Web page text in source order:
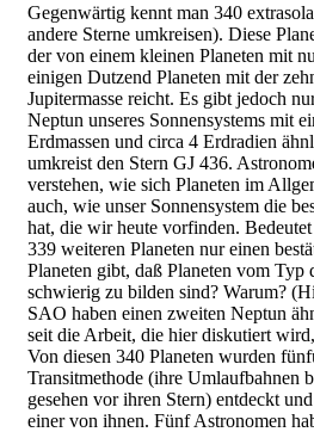
Gegenwärtig kennt man 340
andere Sterne umkreisen). Diese
der von einem kleinen Planeten mit
einigen Dutzend Planeten mit der
Jupitermasse reicht. Es gibt jedoch
Neptun unseres Sonnensystems mit
Erdmassen und circa 4 Erdradien
umkreist den Stern GJ 436.
verstehen, wie sich Planeten im
auch, wie unser Sonnensystem die
hat, die wir heute vorfinden. Bedeutet
339 weiteren Planeten nur einen
Planeten gibt, daß Planeten vom Typ
schwierig zu bilden sind? Warum?
SAO haben einen zweiten Neptun
seit die Arbeit, die hier diskutiert
Von diesen 340 Planeten wurden
Transitmethode (ihre Umlaufbahnen
gesehen vor ihren Stern) entdeckt
einer von ihnen. Fünf Astronomen